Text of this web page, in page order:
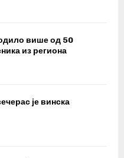
више од 50
из региона
је винска